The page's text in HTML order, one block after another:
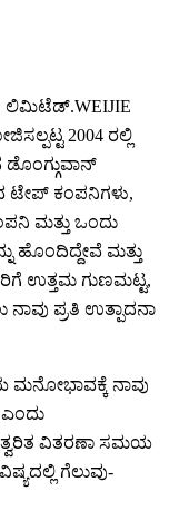
ಲಿಮಿಟೆಡ್.WEIJIE
2004 ರಲ್ಲಿ
ಟೇಪ್ ಕಂಪನಿಗಳು,
ಮತ್ತು ಒಂದು
ಹೊಂದಿದ್ದೇವೆ ಮತ್ತು
ಉತ್ತಮ ಗುಣಮಟ್ಟ,
ಪ್ರತಿ ಉತ್ಪಾದನಾ
ಮನೋಭಾವಕ್ಕೆ ನಾವು
ಎಂದು
ವಿತರಣಾ ಸಮಯ
ಗೆಲುವು-